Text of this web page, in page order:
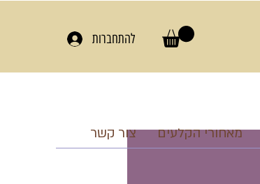
להתחברות
מאחורי הקלעים צור קשר